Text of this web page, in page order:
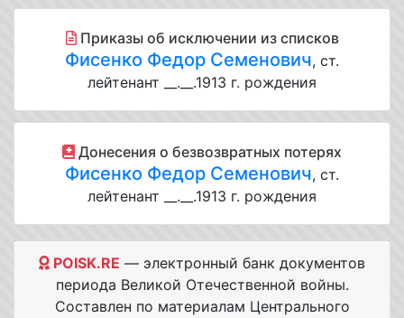
Приказы об исключении из списков
Фисенко Федор Семенович, ст.
лейтенант __.__.1913 г. рождения
Донесения о безвозвратных потерях
Фисенко Федор Семенович, ст.
лейтенант __.__.1913 г. рождения
POISK.RE — электронный банк документов
периода Великой Отечественной войны.
Составлен по материалам Центрального